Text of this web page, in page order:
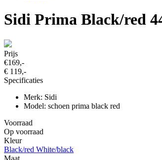
Sidi Prima Black/red
Prijs
€169,-
€ 119,-
Specificaties
Merk: Sidi
Model: schoen prima black red
Voorraad
Op voorraad
Kleur
Black/red White/black
Maat